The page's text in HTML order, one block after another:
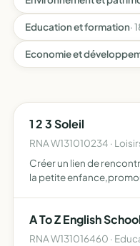
Education et formation·
Economie et
1 2 3 Soleil
RNA W131010234 ·
Créer un lien de
la petite
activité…
A To Z English School
RNA W131016460 ·